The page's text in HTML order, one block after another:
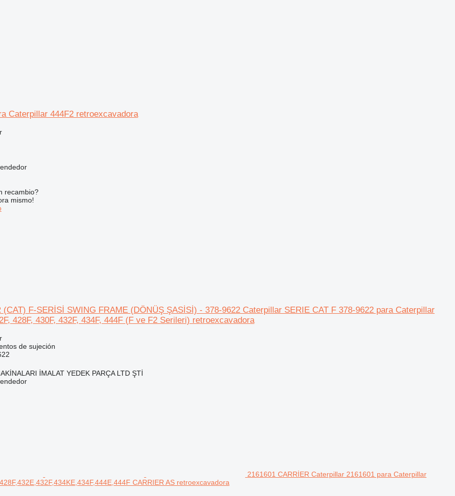
Caterpillar 444F2 retroexcavadora
recambio?
mismo!
(CAT) F-SERİSİ SWING FRAME (DÖNÜŞ ŞASİSİ) - 378-9622 Caterpillar SERIE CAT F 378-9622 para Caterpillar
428F, 430F, 432F, 434F, 444F (F ve F2 Serileri) retroexcavadora
de sujeción
İMALAT YEDEK PARÇA LTD ŞTİ
2161601 CARRİER Caterpillar 2161601 para Caterpillar
CARRIER AS retroexcavadora